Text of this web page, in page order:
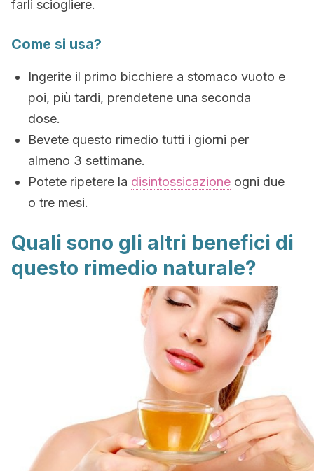
farli sciogliere.
Come si usa?
Ingerite il primo bicchiere a stomaco vuoto e
poi, più tardi, prendetene una seconda
dose.
Bevete questo rimedio tutti i giorni per
almeno 3 settimane.
Potete ripetere la disintossicazione ogni due
o tre mesi.
Quali sono gli altri benefici di
questo rimedio naturale?